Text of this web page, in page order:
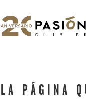
LA PÁGINA